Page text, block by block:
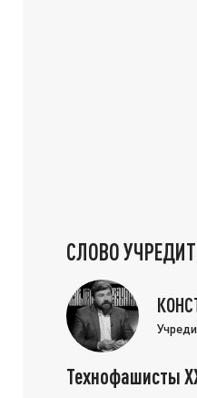
СЛОВО
Технофашисты